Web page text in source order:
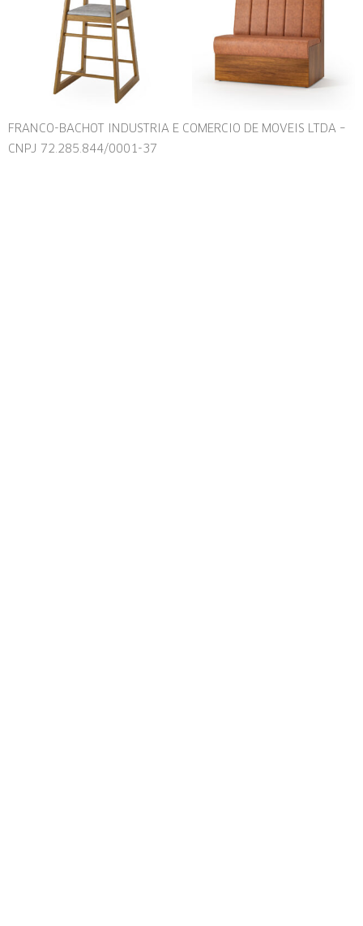
FRANCO-BACHOT INDUSTRIA E COMERCIO DE MOVEIS LTDA –
CNPJ 72.285.844/0001-37